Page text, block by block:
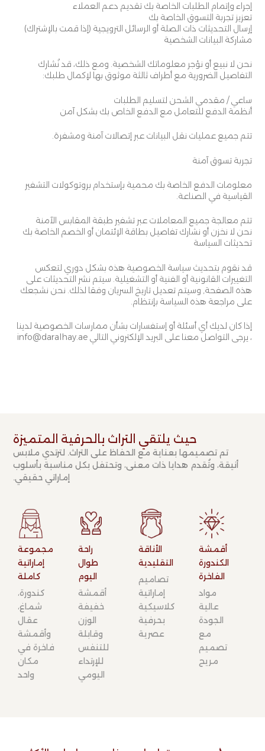
إجراء وإتمام الطلبات الخاصة بك تقديم دعم العملاء
تعزيز تجربة التسوق الخاصة بك
إرسال التحديثات ذات الصلة أو الرسائل الترويجية (إذا قمت بالإشتراك)
مشاركة البيانات الشخصية
نحن لا نبيع أو نؤجر معلوماتك الشخصية. ومع ذلك، قد نُشارك
التفاصيل الضرورية مع أطراف ثالثة موثوق بها لإكمال طلبك:
ساعي / مقدمي الشحن لتسليم الطلبات
أنظمة الدفع للتعامل مع الدفع الخاص بك بشكل آمن
تتم جميع عمليات نقل البيانات عبر إتصالات آمنة ومشفرة.
تجربة تسوق آمنة
معلومات الدفع الخاصة بك محمية بإستخدام بروتوكولات التشفير
القياسية في الصناعة.
تتم معالجة جميع المعاملات عبر تشفير طبقة المقابس الآمنة
نحن لا نخزن أو نشارك تفاصيل بطاقة الإئتمان أو الخصم الخاصة بك
تحديثات السياسة
قد نقوم بتحديث سياسة الخصوصية هذه بشكل دوري لتعكس
التغييرات القانونية أو الفنية أو التشغيلية. سيتم نشر التحديثات على
هذه الصفحة, وسيتم تعديل تاريخ السريان وفقا لذلك. نحن نشجعك
على مراجعة هذه السياسة بإنتظام.
إذا كان لديك أي أسئلة أو إستفسارات بشأن ممارسات الخصوصية لدينا
، يرجى التواصل معنا على البريد الإلكتروني التالي info@daralhay.ae
حيث يلتقي التراث بالحرفية المتميزة​
تم تصميمها بعناية مع الحفاظ على التراث. لترتدي ملابس
أنيقة، وتُقدم هدايا ذات معنى، وتحتفل بكل مناسبة بأسلوب
إماراتي حقيقي.
أقمشة
الكندورة
الفاخرة​
مواد
عالية
الجودة
مع
تصميم
مريح
الأناقة
التقليدية​
تصاميم
إماراتية
كلاسيكية
بحرفية
عصرية
راحة
طوال
اليوم​
أقمشة
خفيفة
الوزن
وقابلة
للتنفس
للإرتداء
اليومي
مجموعة
إماراتية
كاملة​
كندورة،
شماغ،
عقال
وأقمشة
فاخرة في
مكان
واحد